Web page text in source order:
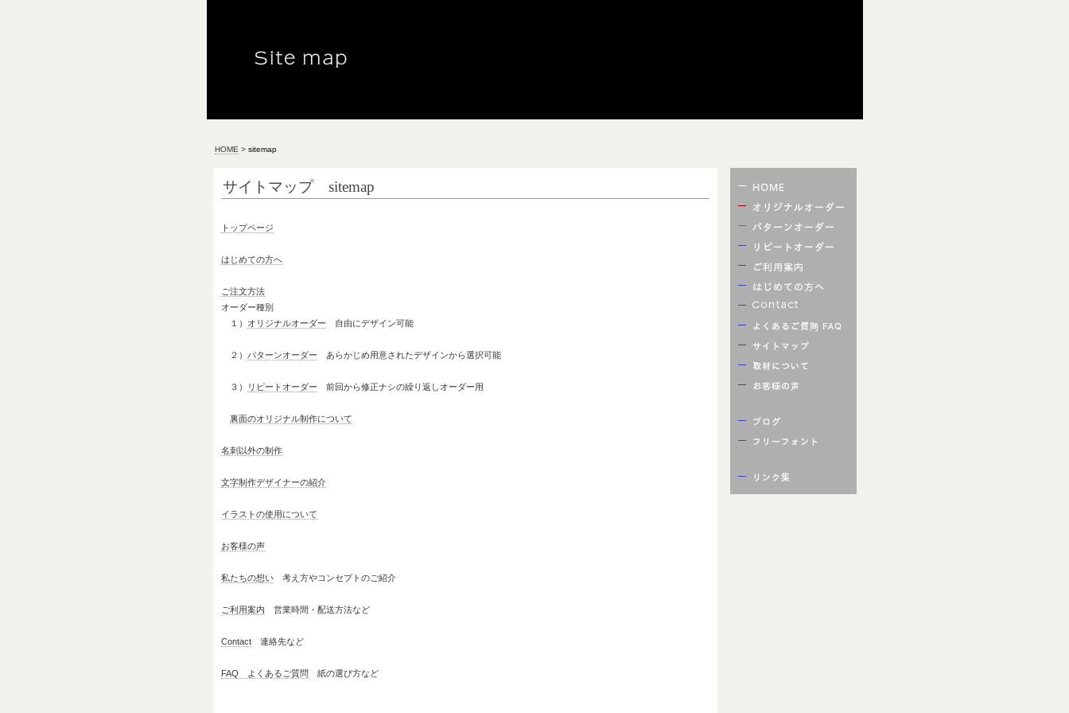
HOME > sitemap
サイトマップ sitemap
トップページ
はじめての方へ
ご注文方法
オーダー種別
１）
オリジナルオーダー 自由にデザイン可能
２） パターンオーダー あらかじめ用意されたデザインから選択可能
３） リピートオーダー 前回から修正ナシの繰り返しオーダー用
裏面のオリジナル制作について
名刺以外の制作
文字制作デザイナーの紹介
イラストの使用について
お客様の声
私たちの想い考え方やコンセプトのご紹介
ご利用案内 営業時間・配送方法など
Contact連絡先など
FAQ よくあるご質問 紙の選び方など